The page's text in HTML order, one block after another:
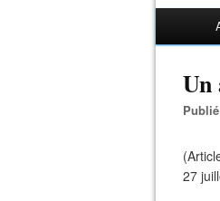
Un
27